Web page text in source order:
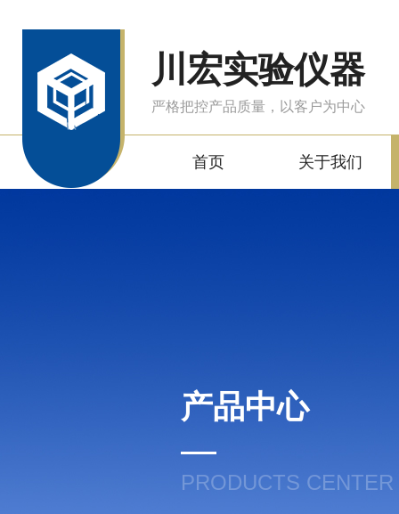
川宏实验仪器
严格把控产品质量，以客户为中心
首页 关于我们
产品中心
PRODUCTS CENTER